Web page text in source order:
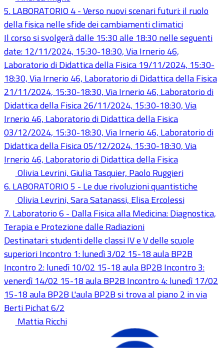
5. LABORATORIO 4 - Verso nuovi scenari futuri: il ruolo
della fisica nelle sfide dei cambiamenti climatici
Il corso si svolgerà dalle 15:30 alle 18:30 nelle seguenti
date: 12/11/2024, 15:30-18:30, Via Irnerio 46,
Laboratorio di Didattica della Fisica 19/11/2024, 15:30-
18:30, Via Irnerio 46, Laboratorio di Didattica della Fisica
21/11/2024, 15:30-18:30, Via Irnerio 46, Laboratorio di
Didattica della Fisica 26/11/2024, 15:30-18:30, Via
Irnerio 46, Laboratorio di Didattica della Fisica
03/12/2024, 15:30-18:30, Via Irnerio 46, Laboratorio di
Didattica della Fisica 05/12/2024, 15:30-18:30, Via
Irnerio 46, Laboratorio di Didattica della Fisica
Olivia Levrini, Giulia Tasquier, Paolo Ruggieri
6. LABORATORIO 5 - Le due rivoluzioni quantistiche
Olivia Levrini, Sara Satanassi, Elisa Ercolessi
7. Laboratorio 6 - Dalla Fisica alla Medicina: Diagnostica,
Terapia e Protezione dalle Radiazioni
Destinatari: studenti delle classi IV e V delle scuole
superiori Incontro 1: lunedì 3/02 15-18 aula BP2B
Incontro 2: lunedì 10/02 15-18 aula BP2B Incontro 3:
venerdì 14/02 15-18 aula BP2B Incontro 4: lunedì 17/02
15-18 aula BP2B L'aula BP2B si trova al piano 2 in via
Berti Pichat 6/2
Mattia Ricchi